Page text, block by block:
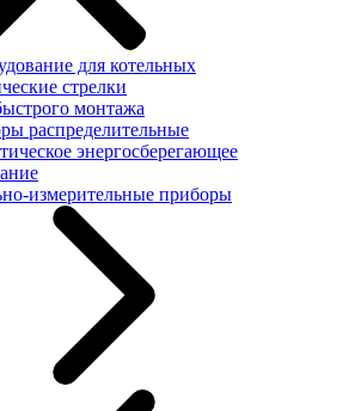
для котельных
стрелки
монтажа
распределительные
энергосберегающее
измерительные приборы